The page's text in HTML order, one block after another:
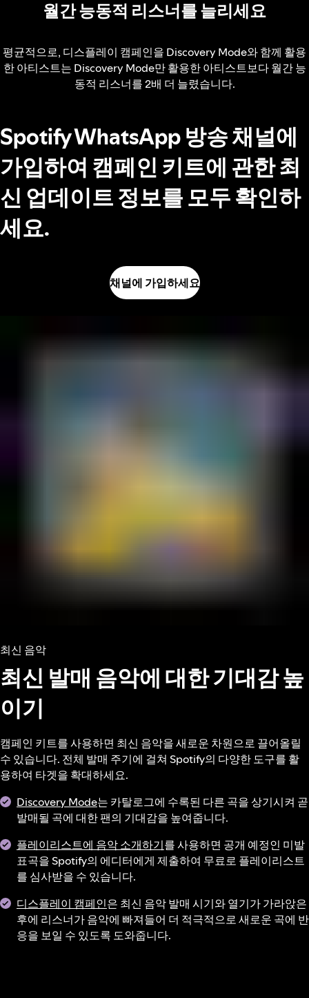
월간 능동적 리스너를 늘리세요
평균적으로, 디스플레이 캠페인을 Discovery Mode와 함께 활용
한 아티스트는 Discovery Mode만 활용한 아티스트보다 월간 능
동적 리스너를 2배 더 늘렸습니다.
Spotify WhatsApp 방송 채널에
가입하여 캠페인 키트에 관한 최
신 업데이트 정보를 모두 확인하
세요.
채널에 가입하세요
최신 음악
최신 발매 음악에 대한 기대감 높
이기
캠페인 키트를 사용하면 최신 음악을 새로운 차원으로 끌어올릴
수 있습니다. 전체 발매 주기에 걸쳐 Spotify의 다양한 도구를 활
용하여 타겟을 확대하세요.
Discovery Mode는 카탈로그에 수록된 다른 곡을 상기시켜 곧
발매될 곡에 대한 팬의 기대감을 높여줍니다.
플레이리스트에 음악 소개하기를 사용하면 공개 예정인 미발
표곡을 Spotify의 에디터에게 제출하여 무료로 플레이리스트
를 심사받을 수 있습니다.
디스플레이 캠페인은 최신 음악 발매 시기와 열기가 가라앉은
후에 리스너가 음악에 빠져들어 더 적극적으로 새로운 곡에 반
응을 보일 수 있도록 도와줍니다.